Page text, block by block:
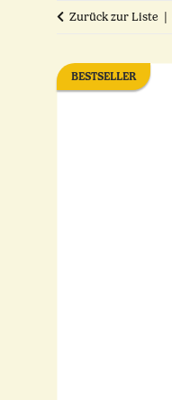
Zurück zur Liste
BESTSELLER